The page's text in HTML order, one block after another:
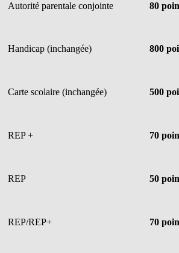
Autorité parentale conjointe 80
Handicap (inchangée) 800
Carte scolaire (inchangée) 500
REP + 70
REP 50
REP/REP+ 70